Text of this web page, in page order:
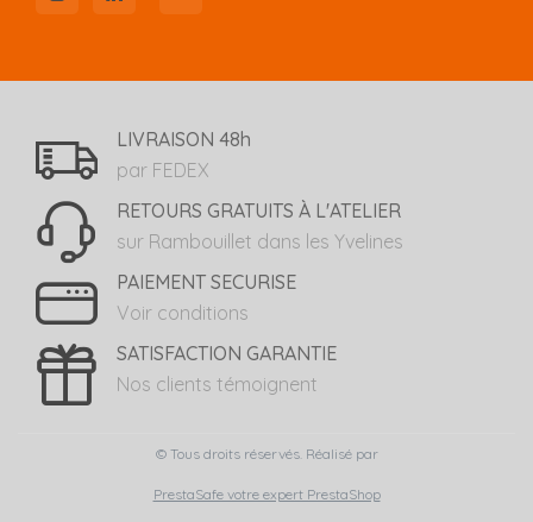
LIVRAISON 48h
par FEDEX
RETOURS GRATUITS À L'ATELIER
sur Rambouillet dans les Yvelines
PAIEMENT SECURISE
Voir conditions
SATISFACTION GARANTIE
Nos clients témoignent
© Tous droits réservés. Réalisé par
PrestaSafe votre expert PrestaShop